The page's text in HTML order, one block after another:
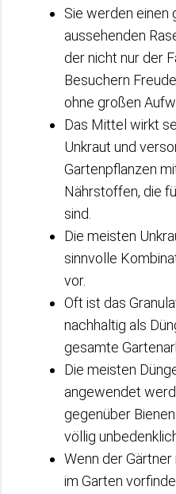
Sie werden einen
aussehenden
der nicht nur der
Besuchern
ohne großen
Das Mittel wirkt
Unkraut und
Gartenpflanzen
Nährstoffen, die
sind.
Die meisten
sinnvolle
vor.
Oft ist das
nachhaltig als
gesamte
Die meisten
angewendet
gegenüber
völlig
Wenn der
im Garten